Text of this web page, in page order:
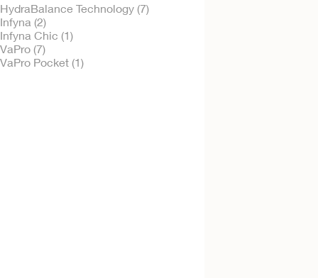
HydraBalance Technology (7)
Infyna (2)
Infyna Chic (1)
VaPro (7)
VaPro Pocket (1)